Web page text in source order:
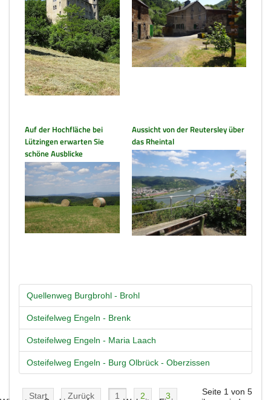
Auf der Hochfläche bei
Lützingen erwarten Sie
schöne Ausblicke
Aussicht von der Reutersley über
das Rheintal
Quellenweg Burgbrohl - Brohl
Osteifelweg Engeln - Brenk
Osteifelweg Engeln - Maria Laach
Osteifelweg Engeln - Burg Olbrück - Oberzissen
Seite 1 von 5
Start Zurück 1 2 3